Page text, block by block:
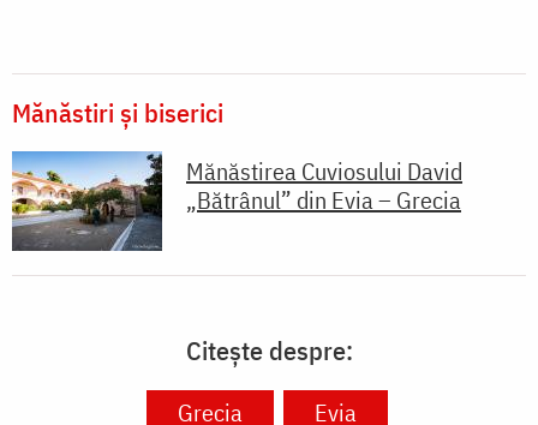
Mănăstiri și biserici
Mănăstirea Cuviosului David
„Bătrânul” din Evia – Grecia
Citește despre:
Grecia Evia